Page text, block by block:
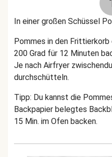
In einer großen Schüssel
Pommes in den
200 Grad für 12 Minuten
Je nach Airfryer
durchschütteln.
Tipp: Du kannst die
Backpapier belegtes
15 Min. im Ofen backen.